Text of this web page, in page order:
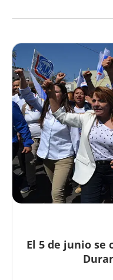
El 5 de junio se